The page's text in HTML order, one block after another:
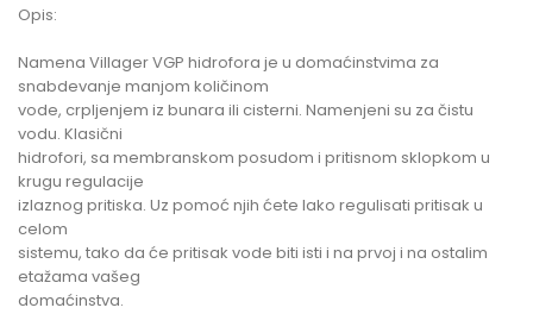
Opis:
Namena Villager VGP hidrofora je u domaćinstvima za
snabdevanje manjom količinom
vode, crpljenjem iz bunara ili cisterni. Namenjeni su za čistu
vodu. Klasični
hidrofori, sa membranskom posudom i pritisnom sklopkom u
krugu regulacije
izlaznog pritiska. Uz pomoć njih ćete lako regulisati pritisak u
celom
sistemu, tako da će pritisak vode biti isti i na prvoj i na ostalim
etažama vašeg
domaćinstva.